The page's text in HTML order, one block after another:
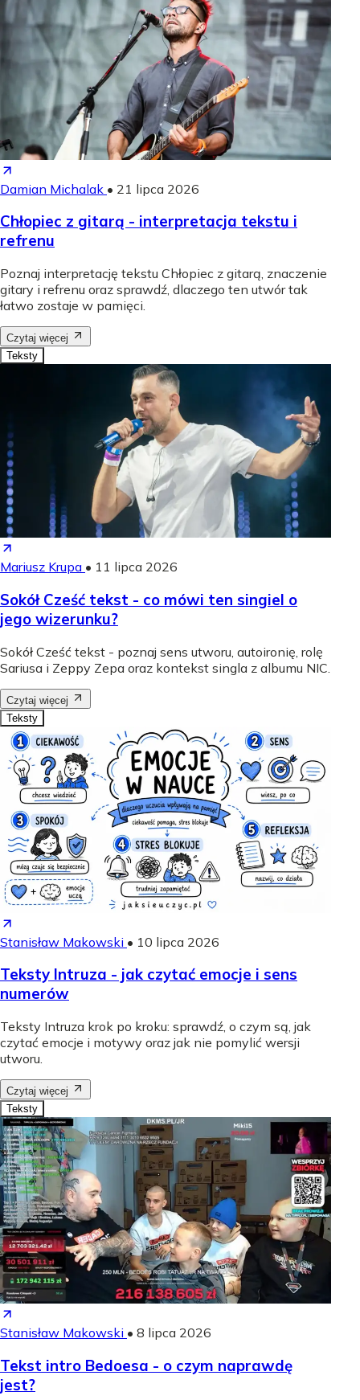
Damian Michalak • 21 lipca 2026
Chłopiec z gitarą - interpretacja tekstu i
refrenu
Poznaj interpretację tekstu Chłopiec z gitarą, znaczenie
gitary i refrenu oraz sprawdź, dlaczego ten utwór tak
łatwo zostaje w pamięci.
Czytaj więcej
Teksty
Mariusz Krupa • 11 lipca 2026
Sokół Cześć tekst - co mówi ten singiel o
jego wizerunku?
Sokół Cześć tekst - poznaj sens utworu, autoironię, rolę
Sariusa i Zeppy Zepa oraz kontekst singla z albumu NIC.
Czytaj więcej
Teksty
Stanisław Makowski • 10 lipca 2026
Teksty Intruza - jak czytać emocje i sens
numerów
Teksty Intruza krok po kroku: sprawdź, o czym są, jak
czytać emocje i motywy oraz jak nie pomylić wersji
utworu.
Czytaj więcej
Teksty
Stanisław Makowski • 8 lipca 2026
Tekst intro Bedoesa - o czym naprawdę
jest?